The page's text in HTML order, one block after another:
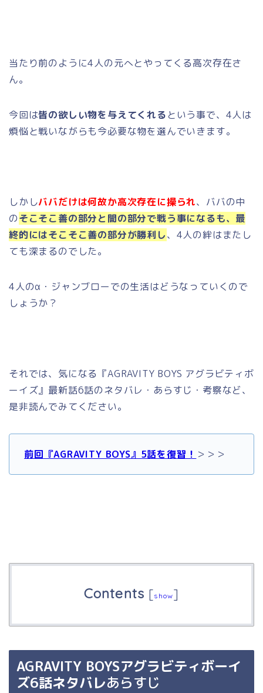
当たり前のように4人の元へとやってくる高次存在さ
ん。
今回は皆の欲しい物を与えてくれるという事で、4人は
煩悩と戦いながらも今必要な物を選んでいきます。
しかしババだけは何故か高次存在に操られ、ババの中
のそこそこ善の部分と闇の部分で戦う事になるも、最
終的にはそこそこ善の部分が勝利し、4人の絆はまたし
ても深まるのでした。
4人のα・ジャンブローでの生活はどうなっていくので
しょうか？
それでは、気になる『AGRAVITY BOYS アグラビティボ
ーイズ』最新話6話のネタバレ・あらすじ・考察など、
是非読んでみてください。
前回『AGRAVITY BOYS』5話を復習！ ＞＞＞
Contents [show]
AGRAVITY BOYSアグラビティボーイ
ズ6話ネタバレあらすじ